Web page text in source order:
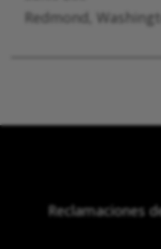
Redmond,
Reclamaciones